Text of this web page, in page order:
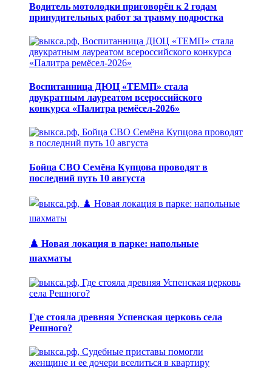
Водитель мотолодки приговорён к 2 годам
принудительных работ за травму подростка
Воспитанница ДЮЦ «ТЕМП» стала
двукратным лауреатом всероссийского
конкурса «Палитра ремёсел-2026»
Бойца СВО Семёна Купцова проводят в
последний путь 10 августа
♟️ Новая локация в парке: напольные
шахматы
Где стояла древняя Успенская церковь села
Решного?